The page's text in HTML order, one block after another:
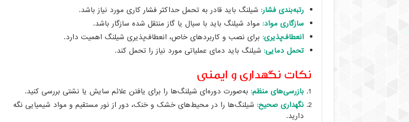
رتبه‌بندی فشار: شیلنگ باید قادر به تحمل حداکثر فشار کاری مورد نیاز باشد.
سازگاری مواد: مواد شیلنگ باید با سیال یا گاز منتقل شده سازگار باشد.
انعطاف‌پذیری: برای نصب و کاربردهای خاص، انعطاف‌پذیری شیلنگ اهمیت دارد.
تحمل دمایی: شیلنگ باید دمای عملیاتی مورد نیاز را تحمل کند.
نکات نگهداری و ایمنی
بازرسی‌های منظم: به‌صورت دوره‌ای شیلنگ‌ها را برای یافتن علائم سایش یا نشتی بررسی کنید.
نگهداری صحیح: شیلنگ‌ها را در محیط‌های خشک و خنک، دور از نور مستقیم و مواد شیمیایی نگه
دارید.